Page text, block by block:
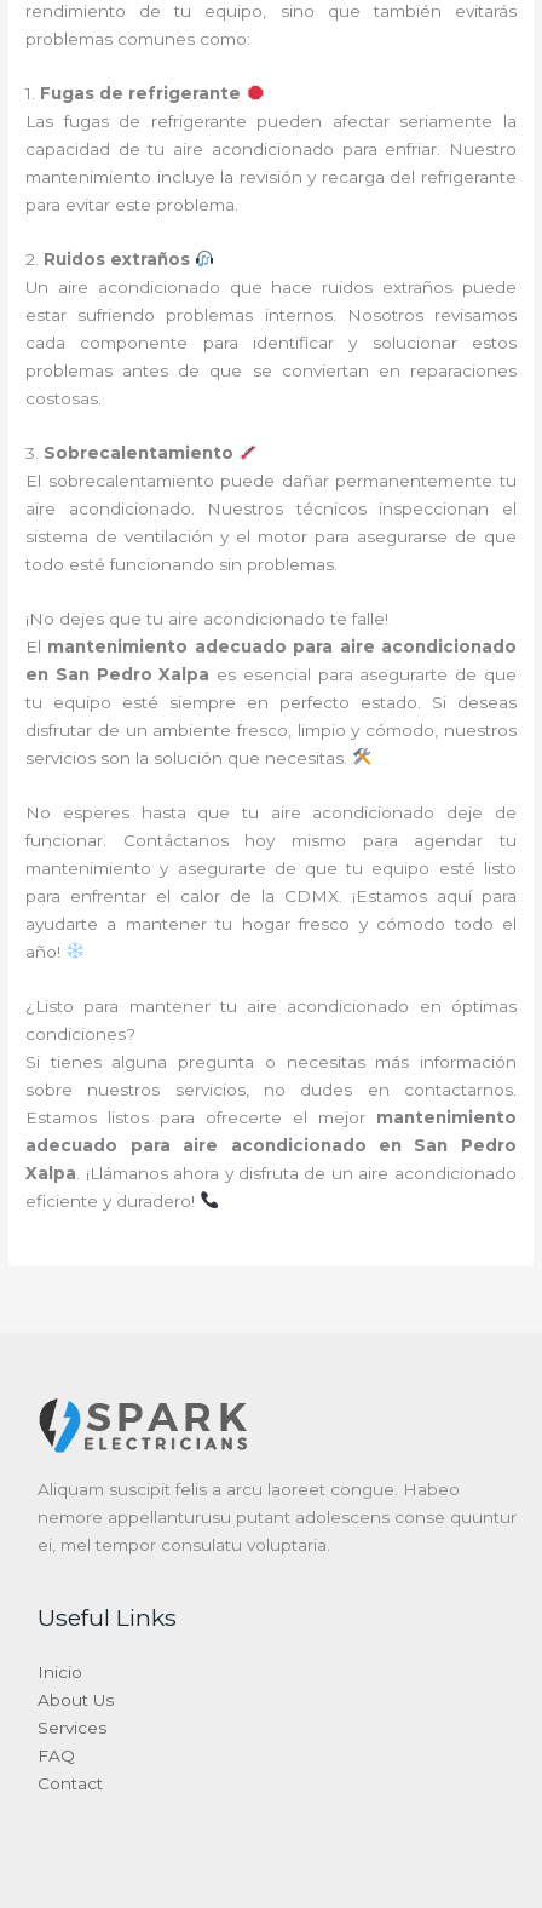
rendimiento de tu equipo, sino que también evitarás
problemas comunes como:
1. Fugas de refrigerante
Las fugas de refrigerante pueden afectar seriamente la
capacidad de tu aire acondicionado para enfriar. Nuestro
mantenimiento incluye la revisión y recarga del refrigerante
para evitar este problema.
2. Ruidos extraños
Un aire acondicionado que hace ruidos extraños puede
estar sufriendo problemas internos. Nosotros revisamos
cada componente para identificar y solucionar estos
problemas antes de que se conviertan en reparaciones
costosas.
3. Sobrecalentamiento
El sobrecalentamiento puede dañar permanentemente tu
aire acondicionado. Nuestros técnicos inspeccionan el
sistema de ventilación y el motor para asegurarse de que
todo esté funcionando sin problemas.
¡No dejes que tu aire acondicionado te falle!
El mantenimiento adecuado para aire acondicionado
en San Pedro Xalpa es esencial para asegurarte de que
tu equipo esté siempre en perfecto estado. Si deseas
disfrutar de un ambiente fresco, limpio y cómodo, nuestros
servicios son la solución que necesitas.
No esperes hasta que tu aire acondicionado deje de
funcionar. Contáctanos hoy mismo para agendar tu
mantenimiento y asegurarte de que tu equipo esté listo
para enfrentar el calor de la CDMX. ¡Estamos aquí para
ayudarte a mantener tu hogar fresco y cómodo todo el
año!
¿Listo para mantener tu aire acondicionado en óptimas
condiciones?
Si tienes alguna pregunta o necesitas más información
sobre nuestros servicios, no dudes en contactarnos.
Estamos listos para ofrecerte el mejor mantenimiento
adecuado para aire acondicionado en San Pedro
Xalpa . ¡Llámanos ahora y disfruta de un aire acondicionado
eficiente y duradero!
Aliquam suscipit felis a arcu laoreet congue. Habeo
nemore appellanturusu putant adolescens conse quuntur
ei, mel tempor consulatu voluptaria.
Useful Links
Inicio
About Us
Services
FAQ
Contact